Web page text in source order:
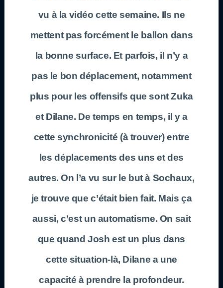
vu à la vidéo cette semaine. Ils ne
mettent pas forcément le ballon dans
la bonne surface. Et parfois, il n’y a
pas le bon déplacement, notamment
plus pour les offensifs que sont Zuka
et Dilane. De temps en temps, il y a
cette synchronicité (à trouver) entre
les déplacements des uns et des
autres. On l’a vu sur le but à Sochaux,
je trouve que c’était bien fait. Mais ça
aussi, c’est un automatisme. On sait
que quand Josh est un plus dans
cette situation-là, Dilane a une
capacité à prendre la profondeur.